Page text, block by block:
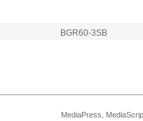
BGR60-3SB
MediaPress,